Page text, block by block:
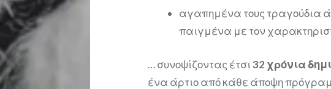
αγαπημένα τους τραγούδια
παιγμένα με τον
… συνοψίζοντας έτσι32 χρόνια
ένα άρτιο από κάθε άποψη